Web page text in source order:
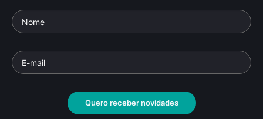
Quero receber novidades